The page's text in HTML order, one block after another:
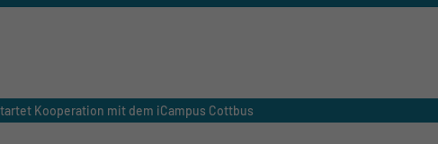
Kooperation mit dem iCampus Cottbus